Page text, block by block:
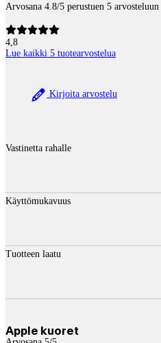
Arvosana 4.8/5 perustuen 5 arvosteluun
4,8
Lue kaikki 5 tuotearvostelua
Kirjoita arvostelu
Vastinetta rahalle
Käyttömukavuus
Tuotteen laatu
Apple kuoret